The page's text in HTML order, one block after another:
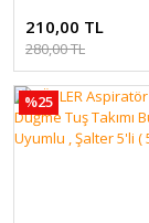
210,00 TL
280,00 TL
%25